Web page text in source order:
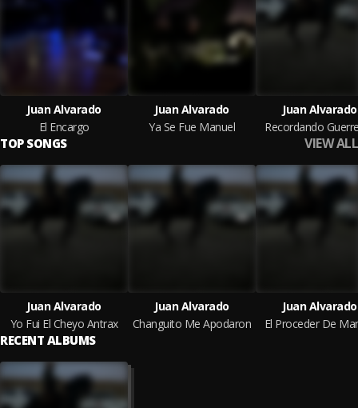
Juan Alvarado
El Encargo
Juan Alvarado
Ya Se Fue Manuel
Juan Alvarado
Recordando
TOP SONGS VIEW ALL
Juan Alvarado
Yo Fui El Cheyo Antrax
Juan Alvarado
Changuito Me Apodaron
Juan Alvarado
El Proceder De
RECENT ALBUMS